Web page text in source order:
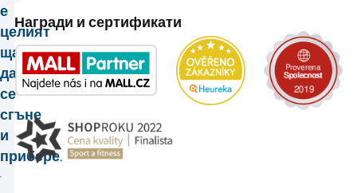
е
целият
щанд
да
се
сгъне
и
прибере.
Награди и сертификати